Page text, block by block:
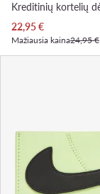
Dabartinė kaina
22,95€
Mažiausia kaina24,95 €